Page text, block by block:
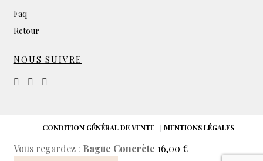
Faq
Retour
NOUS SUIVRE
CONDITION GÉNÉRAL DE VENTE | MENTIONS LÉGALES
Vous regardez : Bague Concrète 16,00 €